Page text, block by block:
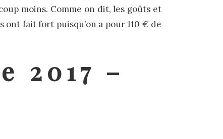
moins. Comme on dit, les goûts et
fait fort puisqu’on a pour 110 € de
2017 –